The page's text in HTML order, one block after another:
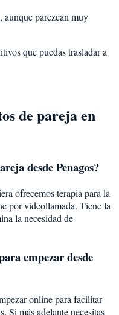
aunque parezcan muy
que puedas trasladar a
de parejaen
desdePenagos?
ofrecemos terapia para la
por videollamada. Tiene la
la necesidad de
empezar desde
online para facilitar
Si más adelante necesitas